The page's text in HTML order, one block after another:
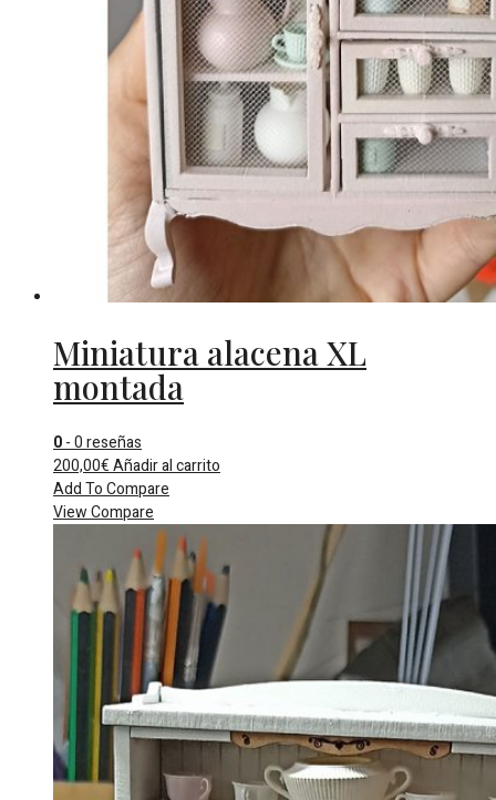
Miniatura alacena XL
montada
0- 0 reseñas
200,00€Añadir al carrito
Add To Compare
View Compare